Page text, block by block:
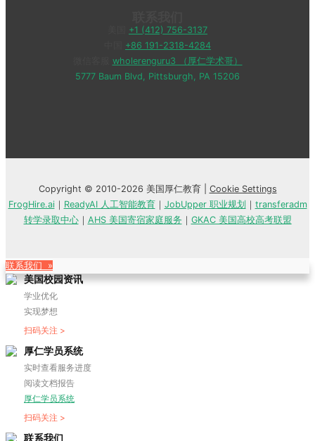
+1 (412) 756-3137
+86 191-2318-4284
wholerenguru3 （厚仁学术哥）
5777 Baum Blvd, Pittsburgh, PA 15206
Copyright © 2010-2026 美国厚仁教育 | Cookie Settings
FrogHire.ai｜ ReadyAI 人工智能教育｜ JobUpper 职业规划 ｜ transferadm
转学录取中心｜ AHS 美国寄宿家庭服务 ｜ GKAC 美国高校高考联盟
联系我们 »
美国校园资讯
学业优化
实现梦想
扫码关注 >
厚仁学员系统
实时查看服务进度
阅读文档报告
厚仁学员系统
扫码关注 >
联系我们